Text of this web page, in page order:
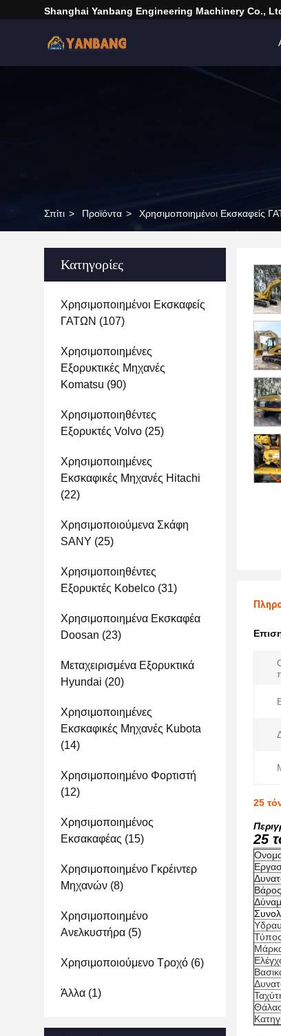
Shanghai Yanbang Engineering Machinery Co.,
Σπίτι > Προϊόντα > Χρησιμοποιημένοι Εκσκαφείς
Κατηγορίες
Χρησιμοποιημένοι Εκσκαφείς
ΓΑΤΩΝ (107)
Χρησιμοποιημένες
Εξορυκτικές Μηχανές
Komatsu (90)
Χρησιμοποιηθέντες
Εξορυκτές Volvo (25)
Χρησιμοποιημένες
Εκσκαφικές Μηχανές Hitachi
(22)
Χρησιμοποιούμενα Σκάφη
SANY (25)
Χρησιμοποιηθέντες
Εξορυκτές Kobelco (31)
Χρησιμοποιημένα Εκσκαφέα
Doosan (23)
Μεταχειρισμένα Εξορυκτικά
Hyundai (20)
Χρησιμοποιημένες
Εκσκαφικές Μηχανές Kubota
(14)
Χρησιμοποιημένο Φορτιστή
(12)
Χρησιμοποιημένος
Εκσακαφέας (15)
Χρησιμοποιημένο Γκρέιντερ
Μηχανών (8)
Χρησιμοποιημένο
Ανελκυστήρα (5)
Χρησιμοποιούμενο Τροχό (6)
Άλλα (1)
25
25